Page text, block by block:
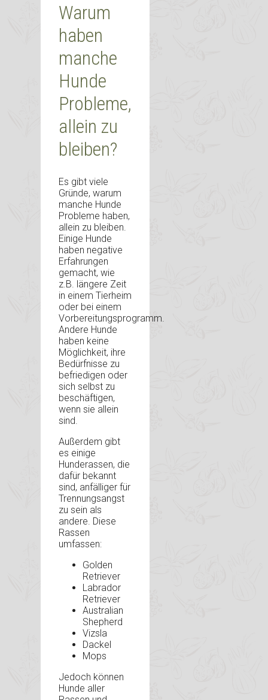
Warum
haben
manche
Hunde
Probleme,
allein zu
bleiben?
Es gibt viele
Gründe, warum
manche Hunde
Probleme haben,
allein zu bleiben.
Einige Hunde
haben negative
Erfahrungen
gemacht, wie
z.B. längere Zeit
in einem Tierheim
oder bei einem
Vorbereitungsprogramm.
Andere Hunde
haben keine
Möglichkeit, ihre
Bedürfnisse zu
befriedigen oder
sich selbst zu
beschäftigen,
wenn sie allein
sind.
Außerdem gibt
es einige
Hunderassen, die
dafür bekannt
sind, anfälliger für
Trennungsangst
zu sein als
andere. Diese
Rassen
umfassen:
Golden
Retriever
Labrador
Retriever
Australian
Shepherd
Vizsla
Dackel
Mops
Jedoch können
Hunde aller